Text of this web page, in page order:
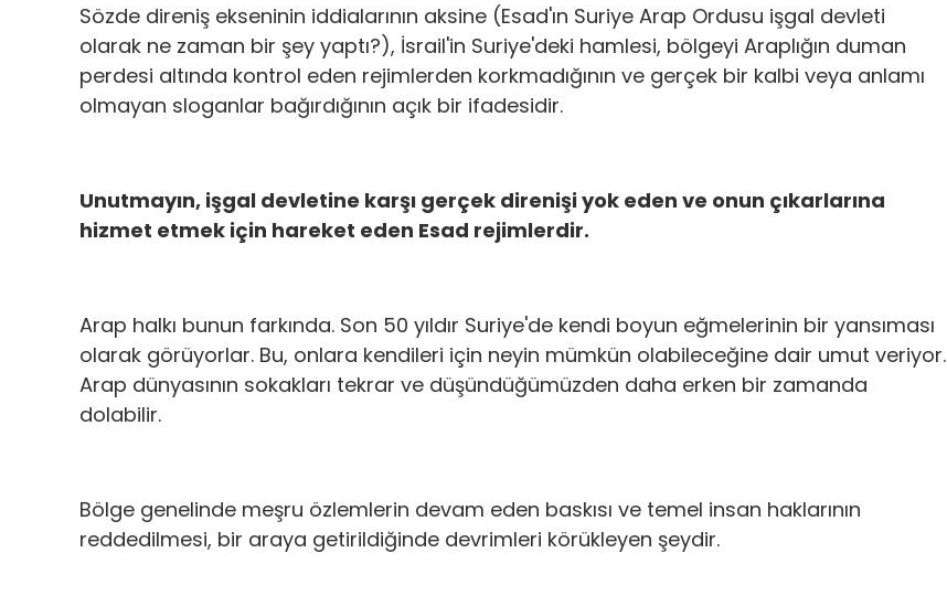
Sözde direniş ekseninin iddialarının aksine (Esad'ın Suriye Arap Ordusu işgal devleti
olarak ne zaman bir şey yaptı?), İsrail'in Suriye'deki hamlesi, bölgeyi Araplığın duman
perdesi altında kontrol eden rejimlerden korkmadığının ve gerçek bir kalbi veya anlamı
olmayan sloganlar bağırdığının açık bir ifadesidir.
Unutmayın, işgal devletine karşı gerçek direnişi yok eden ve onun çıkarlarına
hizmet etmek için hareket eden Esad rejimlerdir.
Arap halkı bunun farkında. Son 50 yıldır Suriye'de kendi boyun eğmelerinin bir yansıması
olarak görüyorlar. Bu, onlara kendileri için neyin mümkün olabileceğine dair umut veriyor.
Arap dünyasının sokakları tekrar ve düşündüğümüzden daha erken bir zamanda
dolabilir.
Bölge genelinde meşru özlemlerin devam eden baskısı ve temel insan haklarının
reddedilmesi, bir araya getirildiğinde devrimleri körükleyen şeydir.